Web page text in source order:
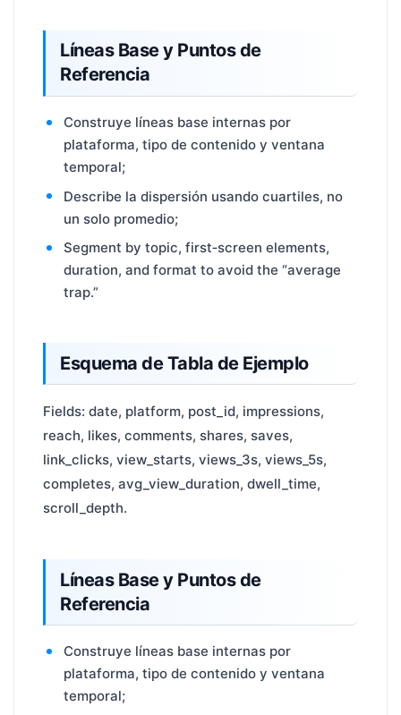
Líneas Base y Puntos de
Referencia
Construye líneas base internas por
plataforma, tipo de contenido y ventana
temporal;
Describe la dispersión usando cuartiles, no
un solo promedio;
Segment by topic, first‑screen elements,
duration, and format to avoid the “average
trap.”
Esquema de Tabla de Ejemplo
Fields: date, platform, post_id, impressions,
reach, likes, comments, shares, saves,
link_clicks, view_starts, views_3s, views_5s,
completes, avg_view_duration, dwell_time,
scroll_depth.
Líneas Base y Puntos de
Referencia
Construye líneas base internas por
plataforma, tipo de contenido y ventana
temporal;